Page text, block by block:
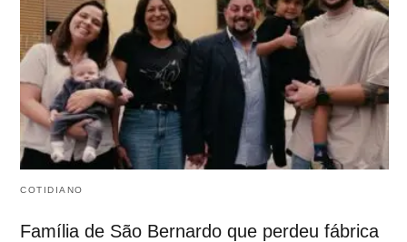
COTIDIANO
Família de São Bernardo que perdeu fábrica